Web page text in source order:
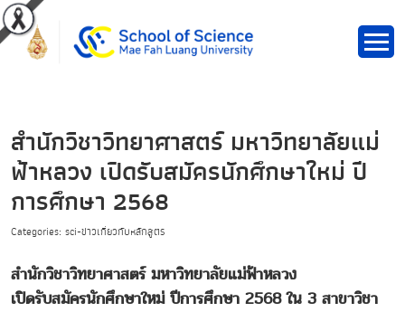
สำนักวิชาวิทยาศาสตร์ มหาวิทยาลัยแม่
ฟ้าหลวง เปิดรับสมัครนักศึกษาใหม่ ปี
การศึกษา 2568
Categories: sci-ข่าวเกี่ยวกับหลักสูตร
สำนักวิชาวิทยาศาสตร์ มหาวิทยาลัยแม่ฟ้าหลวง
เปิดรับสมัครนักศึกษาใหม่ ปีการศึกษา 2568 ใน 3 สาขาวิชา